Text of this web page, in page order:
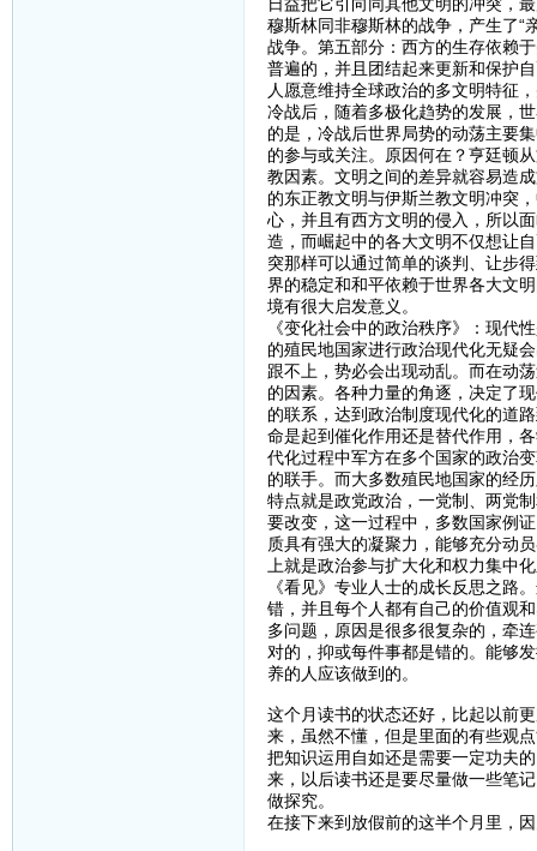
穆斯林同非穆斯林的战争，产生了“
战争。第五部分：西方的生存依赖
普遍的，并且团结起来更新和保护
人愿意维持全球政治的多文明特征
冷战后，随着多极化趋势的发展，
的是，冷战后世界局势的动荡主要
的参与或关注。原因何在？亨廷顿
教因素。文明之间的差异就容易造
的东正教文明与伊斯兰教文明冲突
心，并且有西方文明的侵入，所以
造，而崛起中的各大文明不仅想让
突那样可以通过简单的谈判、让步
界的稳定和和平依赖于世界各大文
境有很大启发意义。
《变化社会中的政治秩序》：现代
的殖民地国家进行政治现代化无疑
跟不上，势必会出现动乱。而在动
的因素。各种力量的角逐，决定了
的联系，达到政治制度现代化的道
命是起到催化作用还是替代作用，
代化过程中军方在多个国家的政治
的联手。而大多数殖民地国家的经
特点就是政党政治，一党制、两党
要改变，这一过程中，多数国家例
质具有强大的凝聚力，能够充分动
上就是政治参与扩大化和权力集中
《看见》专业人士的成长反思之路
错，并且每个人都有自己的价值观
多问题，原因是很多很复杂的，牵
对的，抑或每件事都是错的。能够
养的人应该做到的。
这个月读书的状态还好，比起以前
来，虽然不懂，但是里面的有些观
把知识运用自如还是需要一定功夫
来，以后读书还是要尽量做一些笔
做探究。
在接下来到放假前的这半个月里，